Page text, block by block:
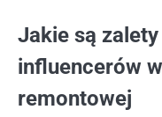
Jakie są
influencerów
remontowej